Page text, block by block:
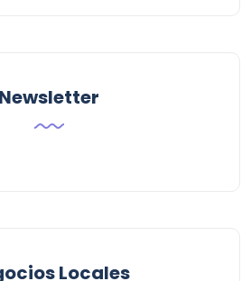
Newsletter
Locales